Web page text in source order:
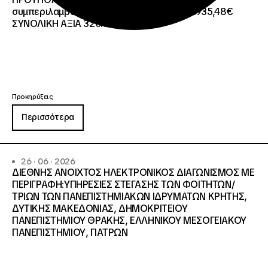
συμπεριλαμβανομένου του Φ.Π.Α. ΦΠΑ 61.935,48€
ΣΥΝΟΛΙΚΗ ΑΞΙΑ 320.000,00 €.
Προκηρύξεις
Περισσότερα
26 · 06 · 2026
ΔΙΕΘΝΗΣ ΑΝΟΙΧΤΟΣ ΗΛΕΚΤΡΟΝΙΚΟΣ ΔΙΑΓΩΝΙΣΜΟΣ ΜΕ
ΠΕΡΙΓΡΑΦΗ:ΥΠΗΡΕΣΙΕΣ ΣΤΕΓΑΣΗΣ ΤΩΝ ΦΟΙΤΗΤΩΝ/
ΤΡΙΩΝ ΤΩΝ ΠΑΝΕΠΙΣΤΗΜΙΑΚΩΝ ΙΔΡΥΜΑΤΩΝ KΡΗΤΗΣ,
ΔΥΤΙΚΗΣ ΜΑΚΕΔΟΝΙΑΣ, ΔΗΜΟΚΡΙΤΕΙΟΥ
ΠΑΝΕΠΙΣΤΗΜΙΟΥ ΘΡΑΚΗΣ, ΕΛΛΗΝΙΚΟΥ ΜΕΣΟΓΕΙΑΚΟΥ
ΠΑΝΕΠΙΣΤΗΜΙΟΥ, ΠΑΤΡΩΝ